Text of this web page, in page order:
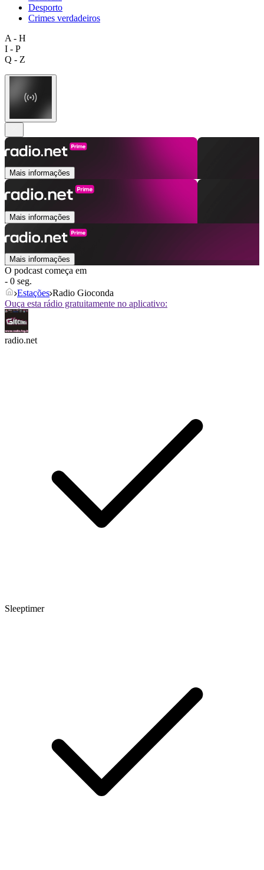
Desporto
Crimes verdadeiros
A - H
I - P
Q - Z
Mais informações
Mais informações
Mais informações
O podcast começa em
- 0 seg.
Estações Radio Gioconda
Ouça esta rádio gratuitamente no aplicativo:
radio.net
Sleeptimer